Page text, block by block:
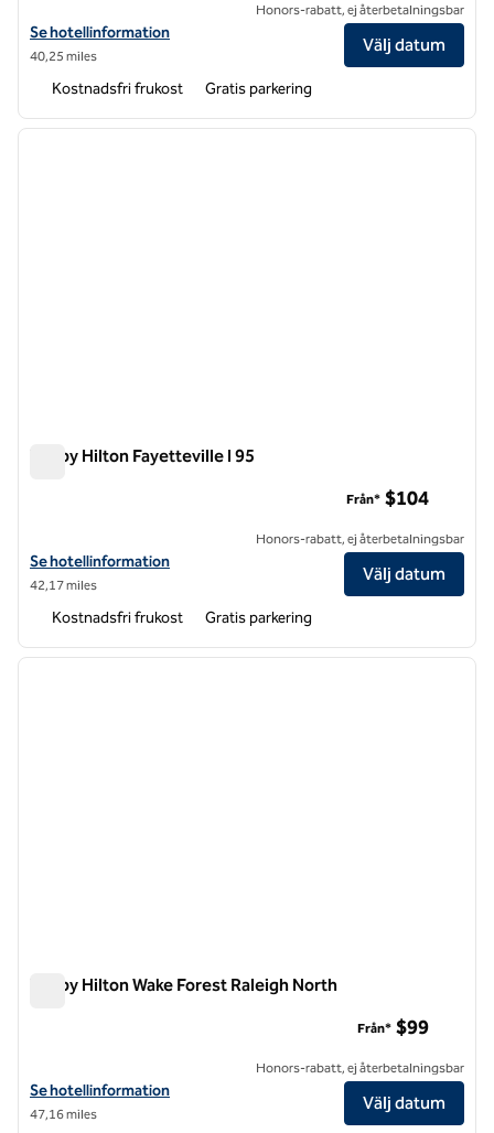
Visa hotelluppgifter för Tru by Hilton Burlington
Se hotellinformation
40,25 miles
Honors-rabatt, ej återbetalningsbar
Välj datum
Kostnadsfri frukost Gratis parkering
1 av 12
nästa
Tru by Hilton Fayetteville I 95
Visa hotelluppgifter för Tru by Hilton Fayetteville I 95
Se hotellinformation
42,17 miles
Från* $104
Honors-rabatt, ej återbetalningsbar
Välj datum
Kostnadsfri frukost Gratis parkering
1 av 12
nästa
Tru by Hilton Wake Forest Raleigh North
Visa hotelluppgifter för Tru by Hilton Wake Forest Raleigh North
Se hotellinformation
47,16 miles
Från* $99
Honors-rabatt, ej återbetalningsbar
Välj datum